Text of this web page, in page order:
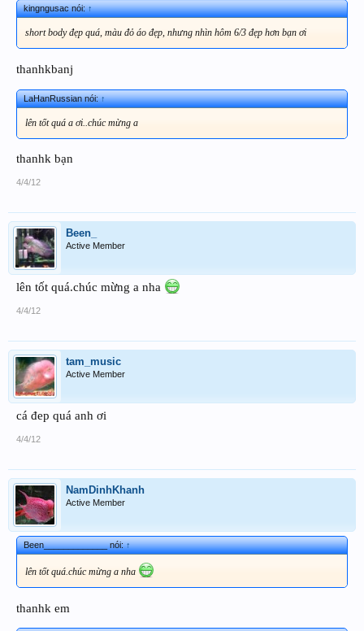
kingngusac nói:↑
short body đẹp quá, màu đỏ áo đẹp, nhưng nhìn hôm 6/3 đẹp hơn bạn ơi
thanhkbanj
LaHanRussian nói:↑
lên tốt quá a ơi..chúc mừng a
thanhk bạn
4/4/12
Been_
Active Member
lên tốt quá.chúc mừng a nha
4/4/12
tam_music
Active Member
cá đep quá anh ơi
4/4/12
NamDinhKhanh
Active Member
Been_____________ nói:↑
lên tốt quá.chúc mừng a nha
thanhk em